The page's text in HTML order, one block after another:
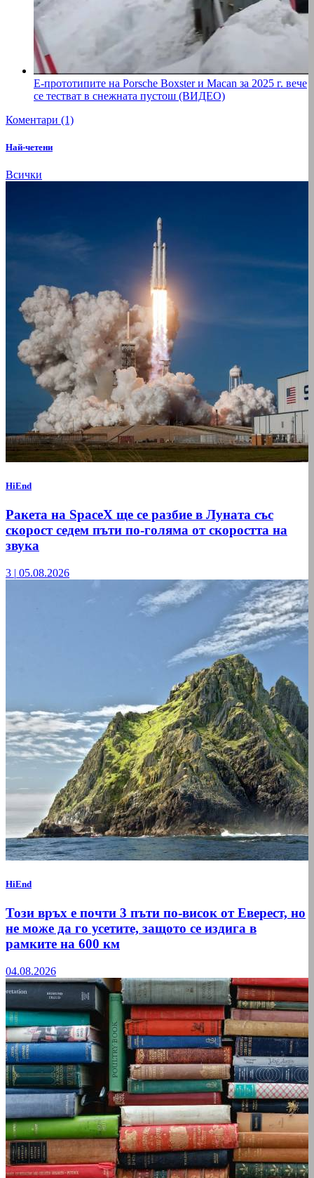
Е-прототипите на Porsche Boxster и Macan за 2025 г. вече
се тестват в снежната пустош (ВИДЕО)
Коментари (1)
Най-четени
Всички
HiEnd
Ракета на SpaceX ще се разбие в Луната със
скорост седем пъти по-голяма от скоростта на
звука
3 | 05.08.2026
HiEnd
Този връх е почти 3 пъти по-висок от Еверест, но
не може да го усетите, защото се издига в
рамките на 600 км
04.08.2026